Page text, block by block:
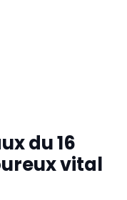
du 16
vital